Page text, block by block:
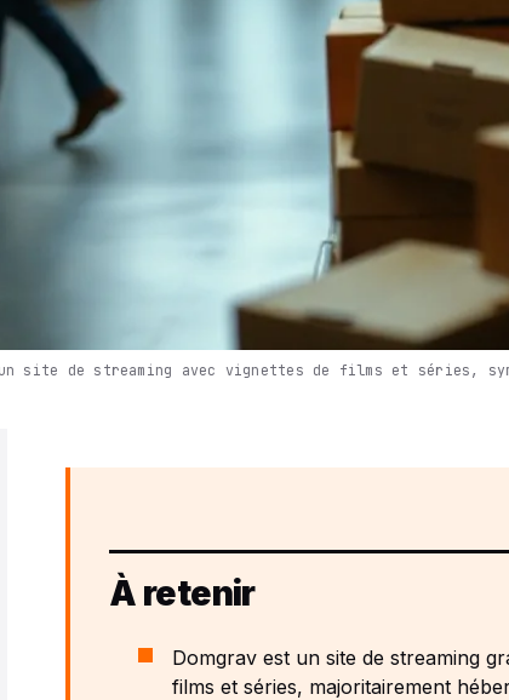
site de streaming avec vignettes de films et séries,
À retenir
Domgrav est un site de streaming
films et séries, majoritairement